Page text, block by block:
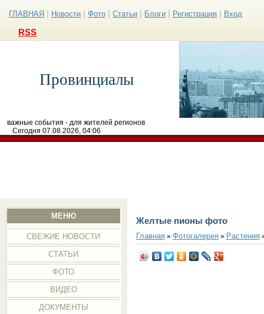
ГЛАВНАЯ Новости Фото Статьи Блоги Регистрация Вход
RSS
Провинциалы
важные события - для жителей регионов
Сегодня 07.08.2026, 04:06
МЕНЮ
СВЕЖИЕ НОВОСТИ
СТАТЬИ
ФОТО
ВИДЕО
ДОКУМЕНТЫ
Желтые пионы фото
Главная» Фотогалерея» Растения